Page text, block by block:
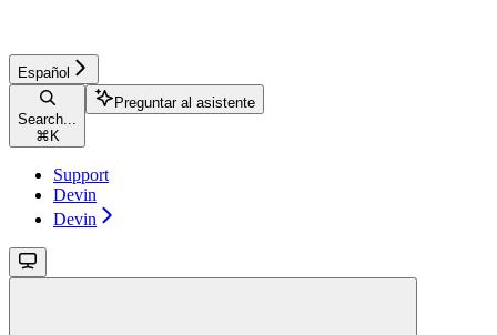
Español
Search...
⌘ K
Preguntar al asistente
Support
Devin
Devin